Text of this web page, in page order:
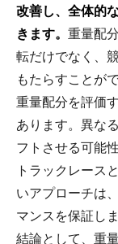
改善し、全体的
きます。 重量配
転だけでなく、
もたらすことが
重量配分を評価
あります。異な
フトさせる可能
トラックレース
いアプローチは
マンスを保証しま
結論として、重